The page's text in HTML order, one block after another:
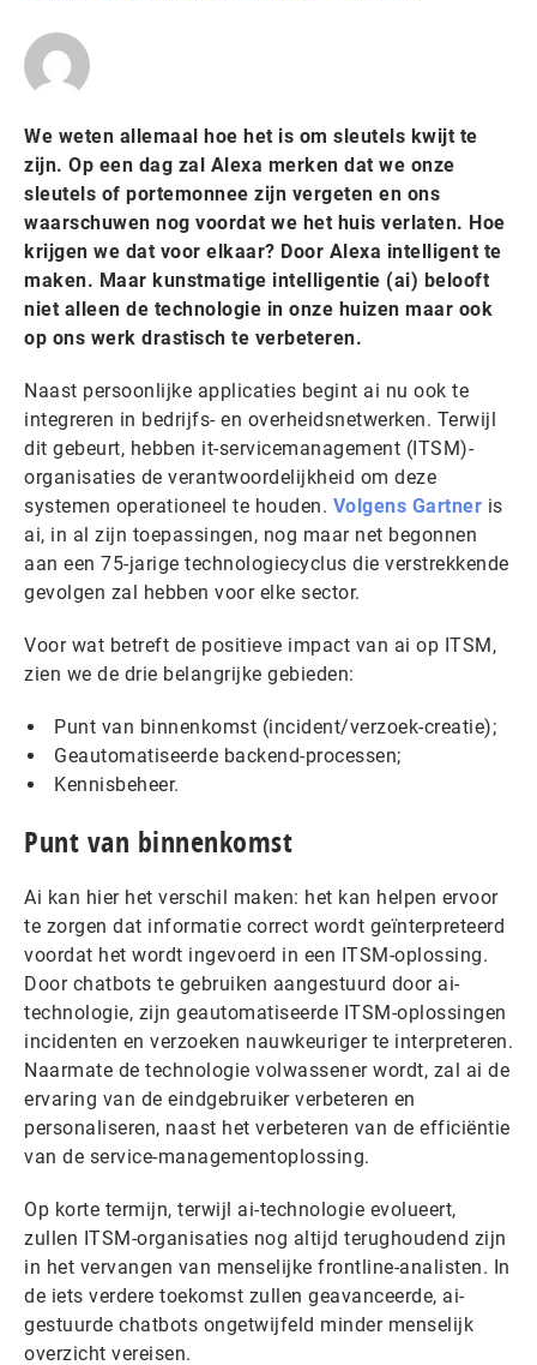
We weten allemaal hoe het is om sleutels kwijt te
zijn. Op een dag zal Alexa merken dat we onze
sleutels of portemonnee zijn vergeten en ons
waarschuwen nog voordat we het huis verlaten. Hoe
krijgen we dat voor elkaar? Door Alexa intelligent te
maken. Maar kunstmatige intelligentie (ai) belooft
niet alleen de technologie in onze huizen maar ook
op ons werk drastisch te verbeteren.
Naast persoonlijke applicaties begint ai nu ook te
integreren in bedrijfs- en overheidsnetwerken. Terwijl
dit gebeurt, hebben it-servicemanagement (ITSM)-
organisaties de verantwoordelijkheid om deze
systemen operationeel te houden. Volgens Gartner is
ai, in al zijn toepassingen, nog maar net begonnen
aan een 75-jarige technologiecyclus die verstrekkende
gevolgen zal hebben voor elke sector.
Voor wat betreft de positieve impact van ai op ITSM,
zien we de drie belangrijke gebieden:
Punt van binnenkomst (incident/verzoek-creatie);
Geautomatiseerde backend-processen;
Kennisbeheer.
Punt van binnenkomst
Ai kan hier het verschil maken: het kan helpen ervoor
te zorgen dat informatie correct wordt geïnterpreteerd
voordat het wordt ingevoerd in een ITSM-oplossing.
Door chatbots te gebruiken aangestuurd door ai-
technologie, zijn geautomatiseerde ITSM-oplossingen
incidenten en verzoeken nauwkeuriger te interpreteren.
Naarmate de technologie volwassener wordt, zal ai de
ervaring van de eindgebruiker verbeteren en
personaliseren, naast het verbeteren van de efficiëntie
van de service-managementoplossing.
Op korte termijn, terwijl ai-technologie evolueert,
zullen ITSM-organisaties nog altijd terughoudend zijn
in het vervangen van menselijke frontline-analisten. In
de iets verdere toekomst zullen geavanceerde, ai-
gestuurde chatbots ongetwijfeld minder menselijk
overzicht vereisen.